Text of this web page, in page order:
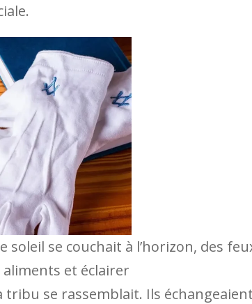
soleil se couchait à l’horizon, des
et éclairer
tribu se rassemblait. Ils